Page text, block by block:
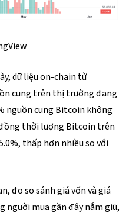
dữ liệu on-chain từ
cung trên thị trường đang
nguồn cung Bitcoin không
thời lượng Bitcoin trên
thấp hơn nhiều so với
đo so sánh giá vốn và giá
người mua gần đây nắm giữ,